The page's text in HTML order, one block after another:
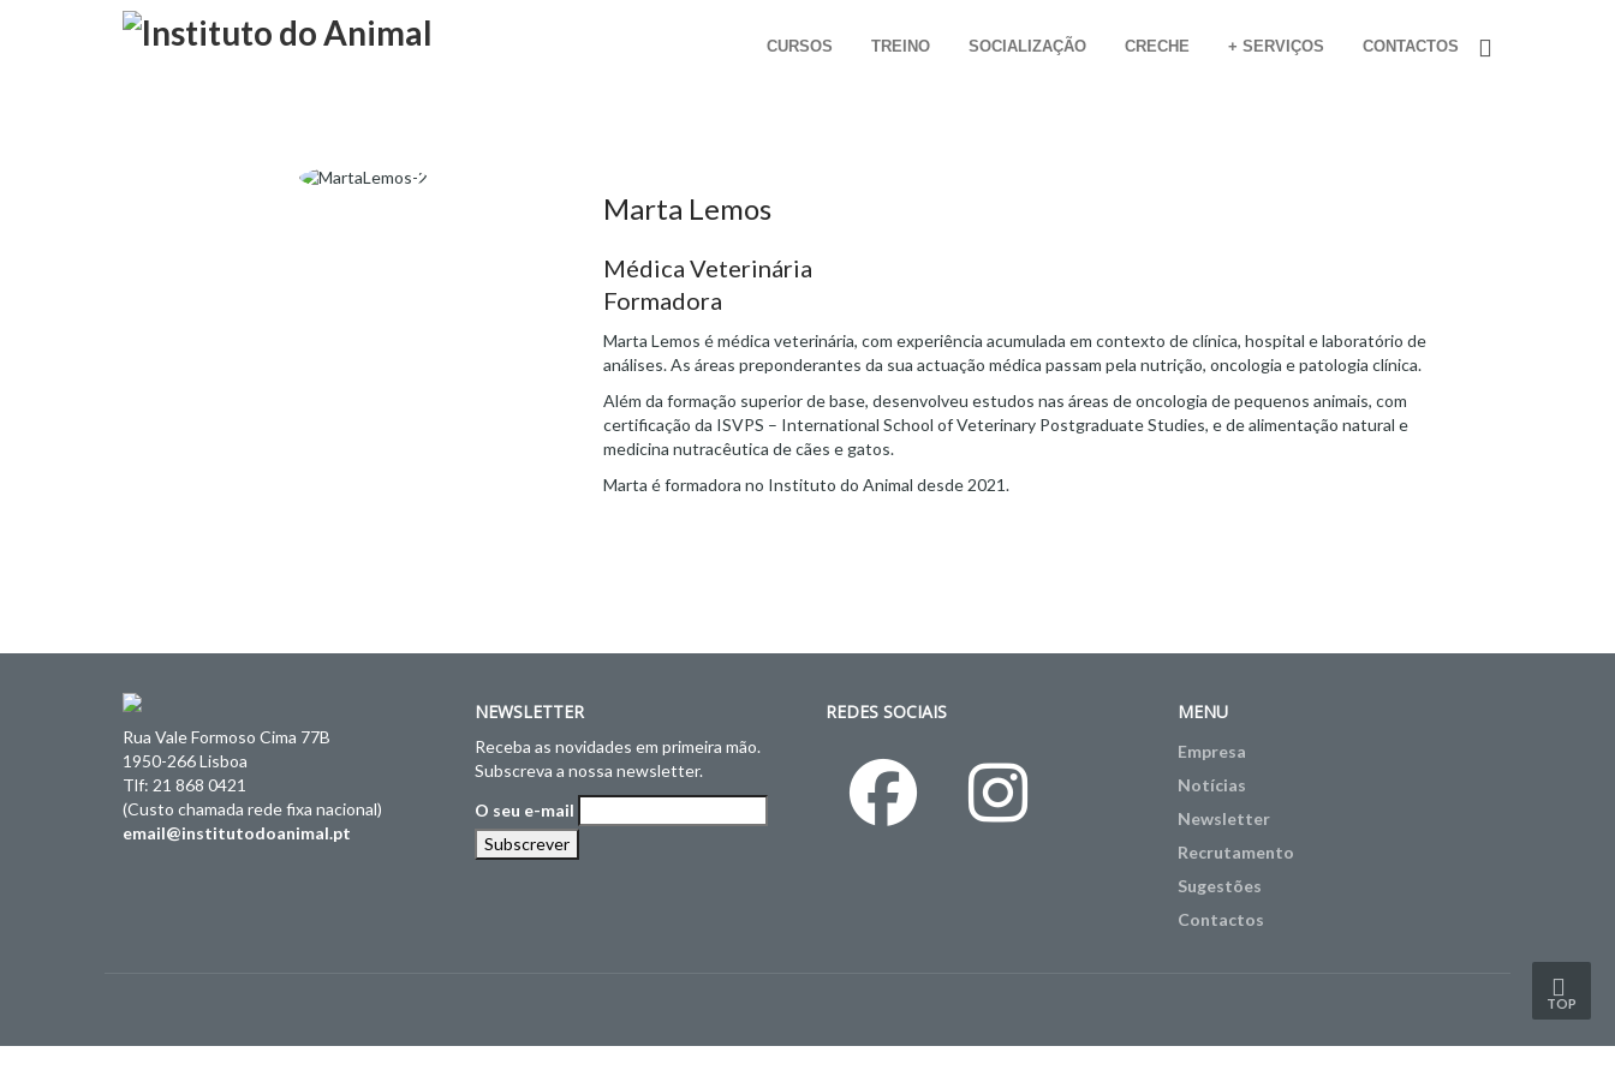
CURSOS TREINO SOCIALIZAÇÃO CRECHE + SERVIÇOS CONTACTOS
Marta Lemos
Médica Veterinária
Formadora
Marta Lemos é médica veterinária, com experiência acumulada em contexto de clínica, hospital e laboratório de
análises. As áreas preponderantes da sua actuação médica passam pela nutrição, oncologia e patologia clínica.
Além da formação superior de base, desenvolveu estudos nas áreas de oncologia de pequenos animais, com
certificação da ISVPS – International School of Veterinary Postgraduate Studies, e de alimentação natural e
medicina nutracêutica de cães e gatos.
Marta é formadora no Instituto do Animal desde 2021.
Rua Vale Formoso Cima 77B
1950-266 Lisboa
Tlf: 21 868 0421
(Custo chamada rede fixa nacional)
email@institutodoanimal.pt
NEWSLETTER
Receba as novidades em primeira mão.
Subscreva a nossa newsletter.
O seu e-mail
REDES SOCIAIS MENU
Empresa
Notícias
Newsletter
Recrutamento
Sugestões
Contactos
TOP